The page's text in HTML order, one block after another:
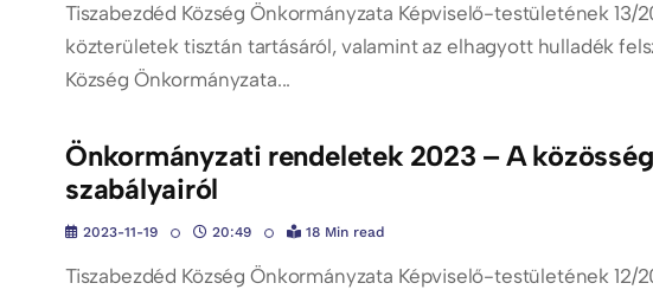
Tiszabezdéd Község Önkormányzata Képviselő-testületének
közterületek tisztán tartásáról, valamint az elhagyott hulladék
Község Önkormányzata...
Önkormányzati rendeletek 2023 – A
szabályairól
2023-11-19 20:49 18 Min read
Tiszabezdéd Község Önkormányzata Képviselő-testületének